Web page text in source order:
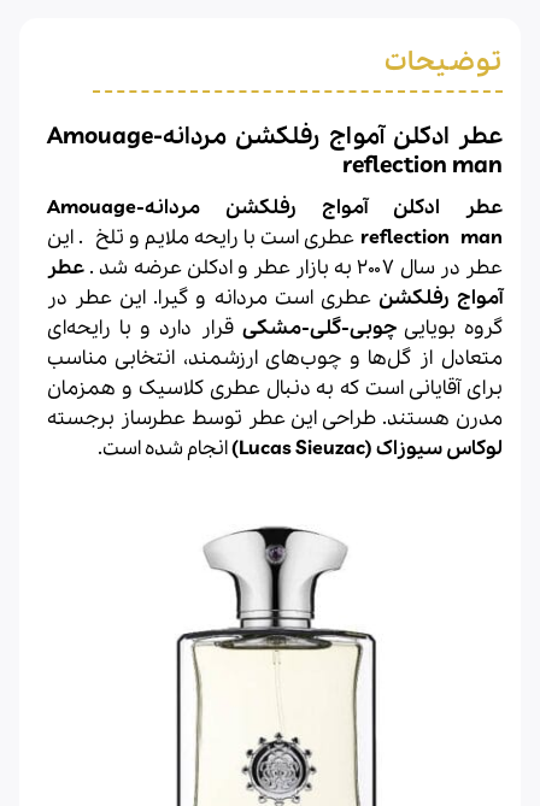
توضیحات
عطر ادکلن آمواج رفلکشن مردانه-Amouage
reflection man
عطر ادکلن آمواج رفلکشن مردانه-Amouage
reflection man عطری است با رایحه ملایم و تلخ . این
عطر در سال ۲۰۰۷ به بازار
عطر و ادکلن عرضه شد . عطر
آمواج رفلکشن عطری است مردانه و گیرا. این عطر در
گروه بویاییچوبی-گلی-مشکی قرار دارد و با رایحه‌ای
متعادل از گل‌ها و چوب‌های ارزشمند، انتخابی مناسب
برای آقایانی است که به دنبال عطری کلاسیک و همزمان
مدرن هستند. طراحی این عطر توسط عطرساز برجسته
لوکاس سیوزاک (Lucas Sieuzac)
انجام شده است.